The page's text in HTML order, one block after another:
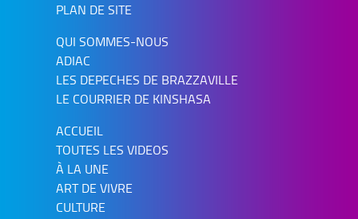
PLAN DE SITE
QUI SOMMES-NOUS
ADIAC
LES DEPECHES DE BRAZZAVILLE
LE COURRIER DE KINSHASA
ACCUEIL
TOUTES LES VIDEOS
À LA UNE
ART DE VIVRE
CULTURE